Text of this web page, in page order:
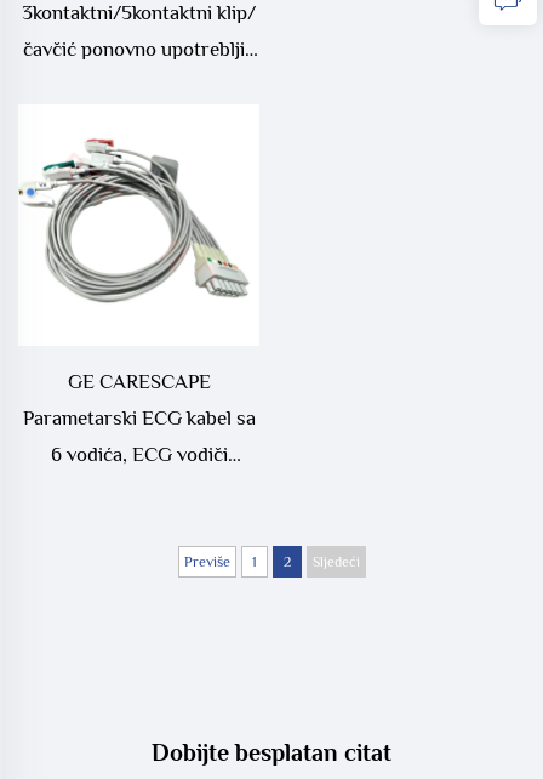
3kontaktni/5kontaktni klip/
čavčić ponovno upotrebljiv
GE CARESCAPE
Parametarski ECG kabel sa
6 vodića, ECG vodiči
kompatibilne s CareScape
Previše 1 2 Sljedeći
Dobijte besplatan citat